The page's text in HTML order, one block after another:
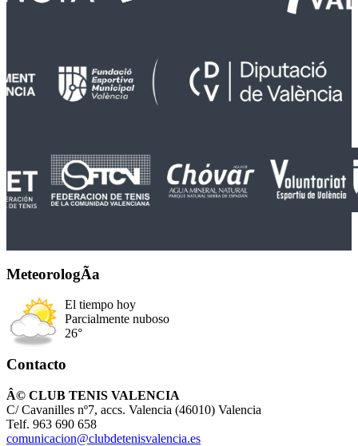
MeteorologÃ­a
El tiempo hoy
Parcialmente nuboso
26°
Contacto
Â© CLUB TENIS VALENCIA
C/ Cavanilles nº7, accs. Valencia (46010) Valencia
Telf. 963 690 658
comunicacion@clubdetenisvalencia.es